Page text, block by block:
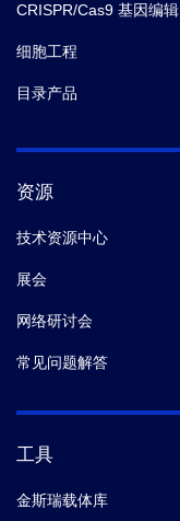
CRISPR/Cas9 基因编辑
细胞工程
目录产品
资源
技术资源中心
展会
网络研讨会
常见问题解答
工具
金斯瑞载体库